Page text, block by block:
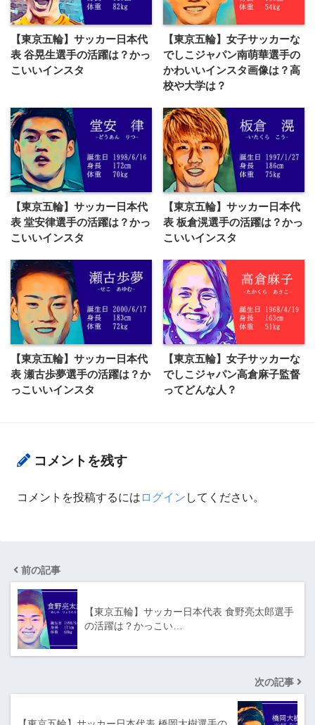
【東京五輪】サッカー日本代
表 谷晃生選手の活躍は？かっ
こいいインスタ
【東京五輪】女子サッカーな
でしこジャパン南萌華選手の
かわいいインスタ画像は？高
校や大学は？
【東京五輪】サッカー日本代
表 堂安律選手の活躍は？かっ
こいいインスタ
【東京五輪】サッカー日本代
表 板倉滉選手の活躍は？かっ
こいいインスタ
【東京五輪】サッカー日本代
表 瀬古歩夢選手の活躍は？か
っこいいインスタ
【東京五輪】女子サッカーな
でしこジャパン高倉麻子監督
ってどんな人？
コメントを残す
コメントを投稿するには ログイン してください。
前の記事
【東京五輪】サッカー日本代表 食野亮太郎選手
の活躍は？かっこい…
次の記事